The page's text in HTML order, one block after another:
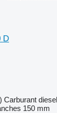
D
Carburant diesel
150 mm